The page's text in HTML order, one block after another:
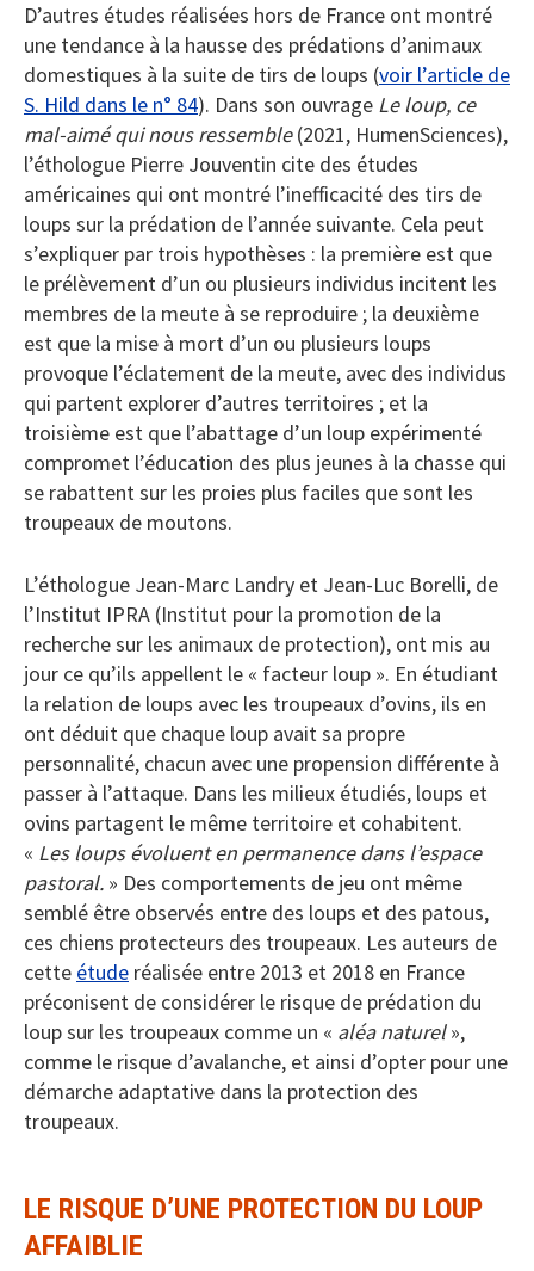
D’autres études réalisées hors de France ont montré
une tendance à la hausse des prédations d’animaux
domestiques à la suite de tirs de loups (voir l’article de
S. Hild dans le n° 84). Dans son ouvrage Le loup, ce
mal-aimé qui nous ressemble(2021, HumenSciences),
l’éthologue Pierre Jouventin cite des études
américaines qui ont montré l’inefficacité des tirs de
loups sur la prédation de l’année suivante. Cela peut
s’expliquer par trois hypothèses : la première est que
le prélèvement d’un ou plusieurs individus incitent les
membres de la meute à se reproduire ; la deuxième
est que la mise à mort d’un ou plusieurs loups
provoque l’éclatement de la meute, avec des individus
qui partent explorer d’autres territoires ; et la
troisième est que l’abattage d’un loup expérimenté
compromet l’éducation des plus jeunes à la chasse qui
se rabattent sur les proies plus faciles que sont les
troupeaux de moutons.
L’éthologue Jean-Marc Landry et Jean-Luc Borelli, de
l’Institut IPRA (Institut pour la promotion de la
recherche sur les animaux de protection), ont mis au
jour ce qu’ils appellent le « facteur loup ». En étudiant
la relation de loups avec les troupeaux d’ovins, ils en
ont déduit que chaque loup avait sa propre
personnalité, chacun avec une propension différente à
passer à l’attaque. Dans les milieux étudiés, loups et
ovins partagent le même territoire et cohabitent.
« Les loups évoluent en permanence dans l’espace
pastoral. » Des comportements de jeu ont même
semblé être observés entre des loups et des patous,
ces chiens protecteurs des troupeaux. Les auteurs de
cette étude réalisée entre 2013 et 2018 en France
préconisent de considérer le risque de prédation du
loup sur les troupeaux comme un « aléa naturel»,
comme le risque d’avalanche, et ainsi d’opter pour une
démarche adaptative dans la protection des
troupeaux.
LE RISQUE D’UNE PROTECTION DU LOUP
AFFAIBLIE